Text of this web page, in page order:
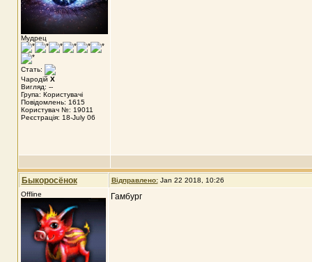
Мудрец
Стать:
Чародій X
Вигляд: --
Група: Користувачі
Повідомлень: 1615
Користувач №: 19011
Реєстрація: 18-July 06
Быкоросёнок Відправлено: Jan 22 2018, 10:26
Offline
Гамбург